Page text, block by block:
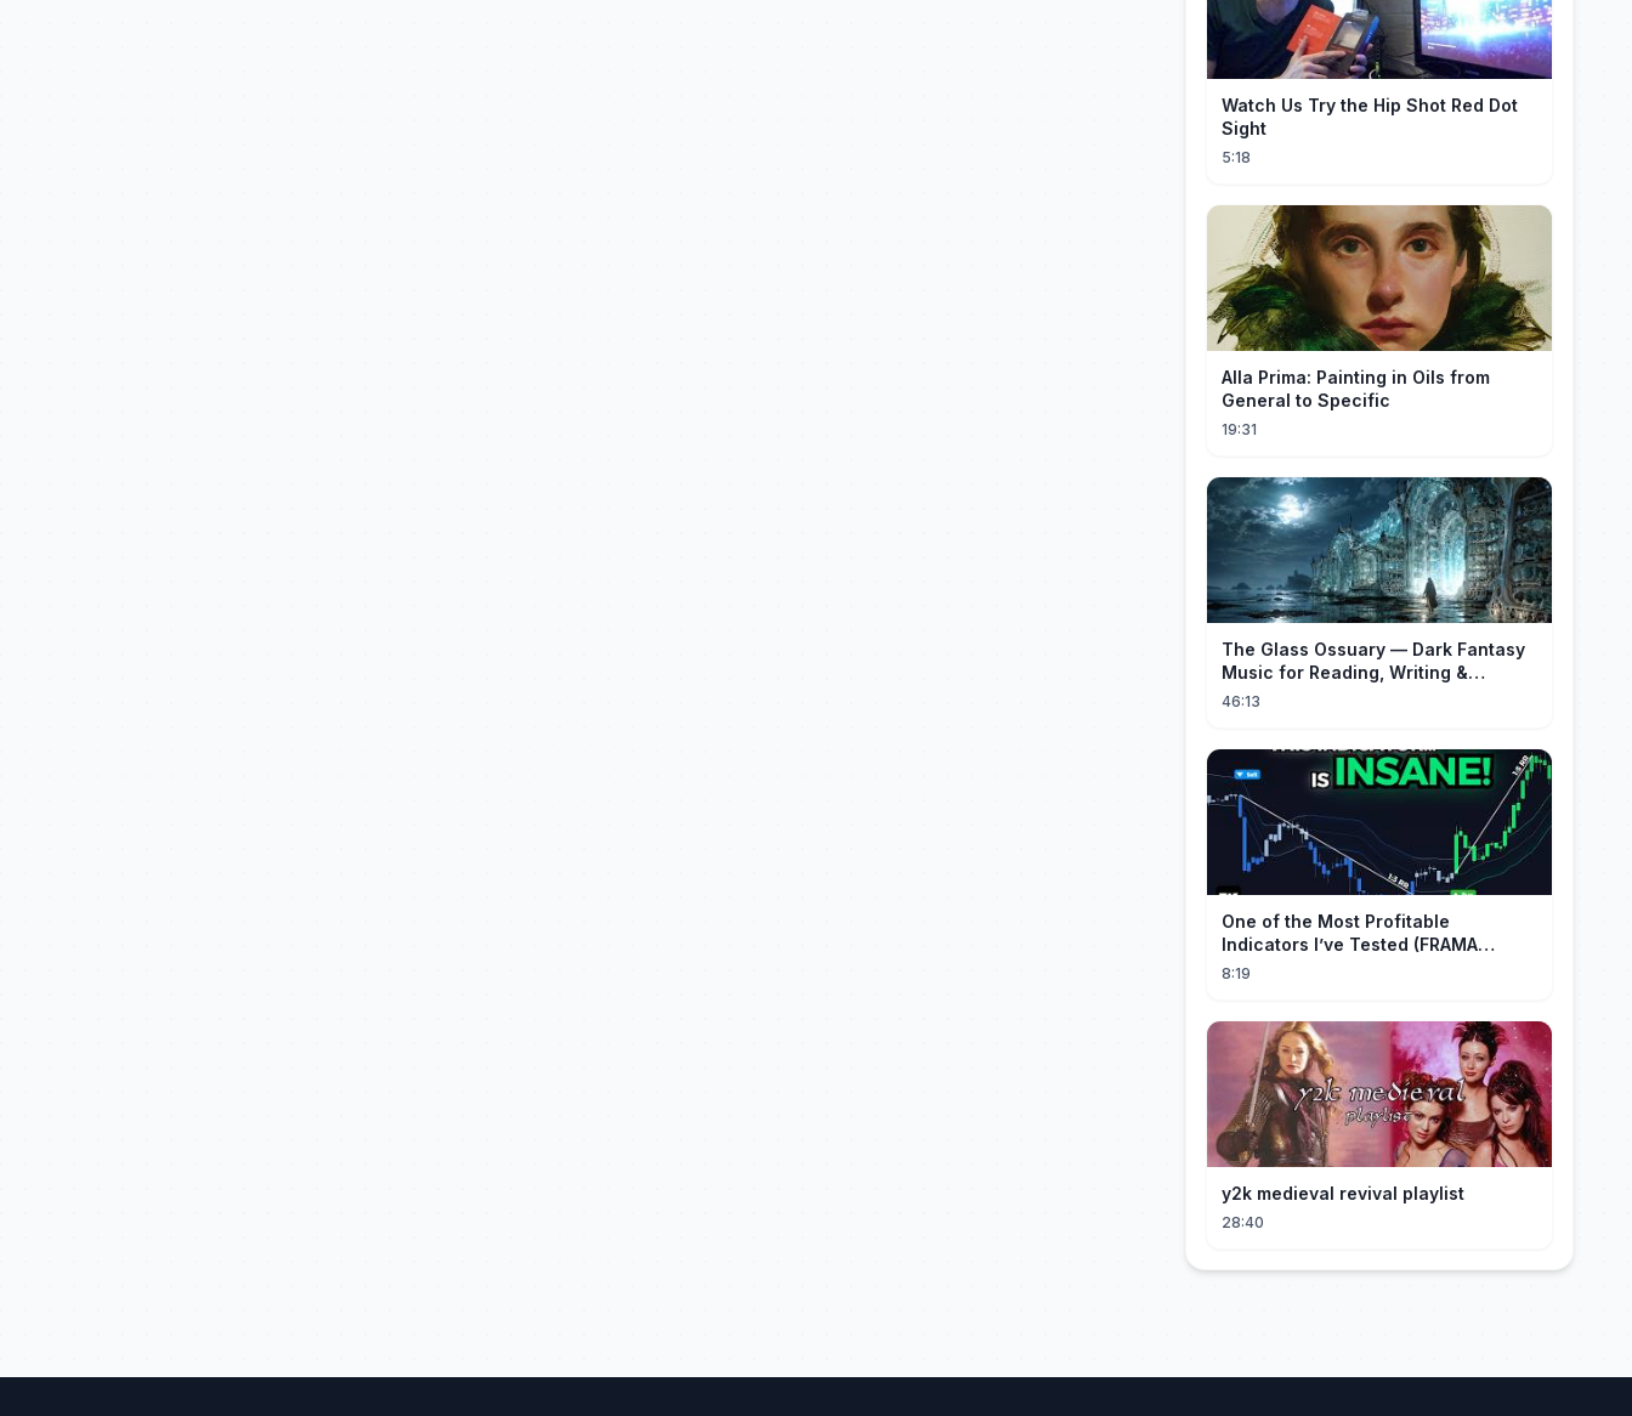
Watch Us Try the Hip Shot Red Dot
Sight
5:18
Alla Prima: Painting in Oils from
General to Specific
19:31
The Glass Ossuary — Dark Fantasy
Music for Reading, Writing &
Ancient Archives
46:13
One of the Most Profitable
Indicators I’ve Tested (FRAMA
Channel)
8:19
y2k medieval revival playlist
28:40